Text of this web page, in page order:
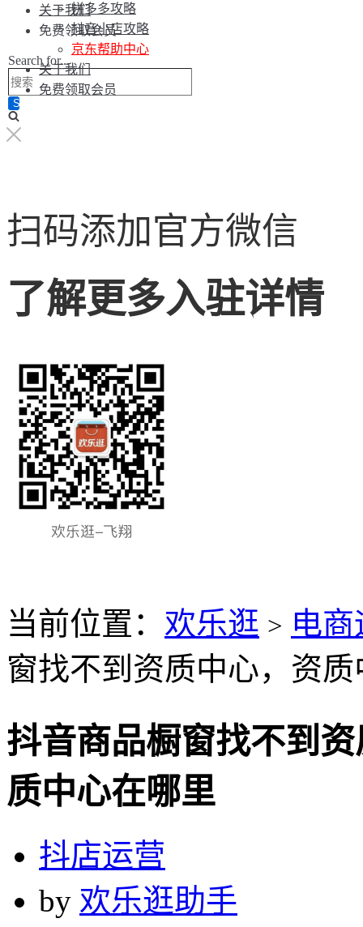
关于我们
免费领取会员
Search for...
拼多多攻略
抖音小店攻略
京东帮助中心
关于我们
免费领取会员
扫码添加官方微信
了解更多入驻详情
当前位置： 欢乐逛 > 电
窗找不到资质中心，资
抖音商品橱窗找不到
质中心在哪里
抖店运营
by 欢乐逛助手